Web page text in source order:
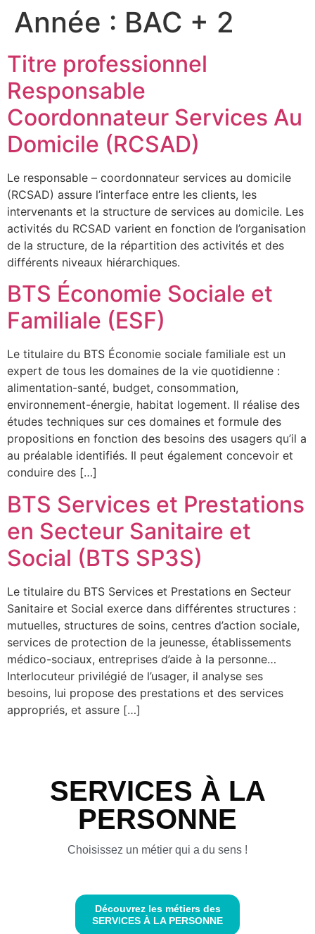
Année : BAC + 2
Titre professionnel
Responsable
Coordonnateur Services Au
Domicile (RCSAD)
Le responsable – coordonnateur services au domicile
(RCSAD) assure l’interface entre les clients, les
intervenants et la structure de services au domicile. Les
activités du RCSAD varient en fonction de l’organisation
de la structure, de la répartition des activités et des
différents niveaux hiérarchiques.
BTS Économie Sociale et
Familiale (ESF)
Le titulaire du BTS Économie sociale familiale est un
expert de tous les domaines de la vie quotidienne :
alimentation-santé, budget, consommation,
environnement-énergie, habitat logement. Il réalise des
études techniques sur ces domaines et formule des
propositions en fonction des besoins des usagers qu’il a
au préalable identifiés. Il peut également concevoir et
conduire des […]
BTS Services et Prestations
en Secteur Sanitaire et
Social (BTS SP3S)
Le titulaire du BTS Services et Prestations en Secteur
Sanitaire et Social exerce dans différentes structures :
mutuelles, structures de soins, centres d’action sociale,
services de protection de la jeunesse, établissements
médico-sociaux, entreprises d’aide à la personne…
Interlocuteur privilégié de l’usager, il analyse ses
besoins, lui propose des prestations et des services
appropriés, et assure […]
SERVICES À LA
PERSONNE
Choisissez un métier qui a du sens !
Découvrez les métiers des
SERVICES À LA PERSONNE